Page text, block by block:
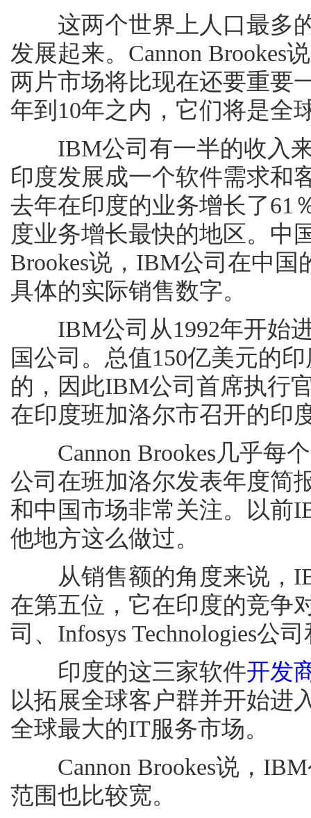
这两个世界上人口最多的
发展起来。Cannon Brookes
两片市场将比现在还要重要
年到10年之内，它们将是全
IBM公司有一半的收入来
印度发展成一个软件需求和
去年在印度的业务增长了61
度业务增长最快的地区。中
Brookes说，IBM公司在中
具体的实际销售数字。
IBM公司从1992年开始进
国公司。总值150亿美元的
的，因此IBM公司首席执行
在印度班加洛尔市召开的印
Cannon Brookes几乎每
公司在班加洛尔发表年度简
和中国市场非常关注。以前
他地方这么做过。
从销售额的角度来说，
在第五位，它在印度的竞争
司、Infosys Technologies公
印度的这三家软件开发
以拓展全球客户群并开始进
全球最大的IT服务市场。
Cannon Brookes说，IBM
范围也比较宽。